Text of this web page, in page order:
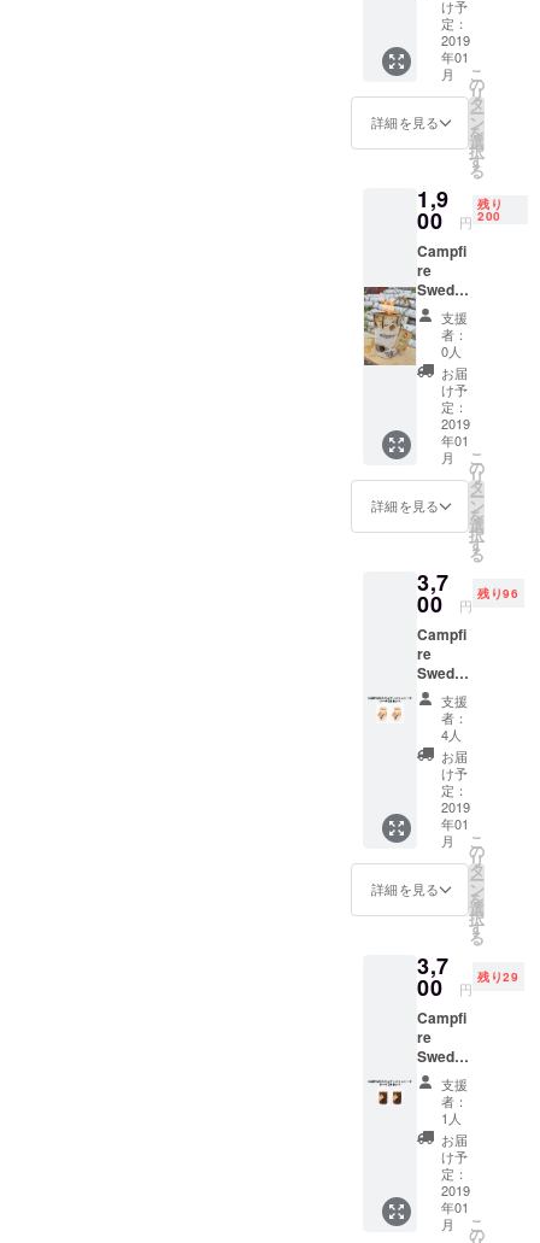
うそ
く」
「丸太
コン
ロ」な
どの呼
び名も
火スタ
イルで
を取っ
たり、
ケトル
やスキ
レット
を直接
乗せれ
ばコン
ロに早
変わ
り。火
台、五
の３役
を兼ね
とシン
プルさ
コイイ
アイテ
ム。６
つの切
り込み
と、側
面に空
気を取
り込む
穴を開
け、上
部の穴
ていま
す。空
やす
く、ま
た煙突
効果
（ロ
ケット
ストー
ブの原
理）に
より、
着火し
やすい
構造と
なって
れてお
り、扱
いやす
くバラ
ンスの
とれた
ウェ
ディッ
シュ
トー
チ。
「ス
ウェー
デン
トー
チ」
「ウッ
ドキャ
ンド
ル」
「木こ
りのろ
うそ
ロ」な
どの呼
ある北
欧発祥
の焚き
火スタ
イルで
す。暖
を取っ
たり、
ケトル
やスキ
レット
を直接
ばコン
ロに早
台、五
徳、薪
を兼ね
備え、
万能さ
とシン
プルさ
がカッ
コイイ
アイテ
ム。６
つの切
り込み
限定
29%
OFF】
通常
2700円
を1900
円でお
届けし
送料無
料（国
内発送
のみ、
離島・
一部地
域は除
く） 火
力が強
くとて
もパワ
フル！
パイン
（松）
のス
ウェ
ディッ
「ス
ウェー
デン
トー
チ」
「ウッ
ドキャ
ンド
ル」
「木こ
りのろ
うそ
く」
「丸太
コン
ロ」な
どの呼
の焚き
火スタ
す。暖
を取っ
たり、
ケトル
やスキ
レット
を直接
乗せれ
ばコン
ロに早
変わ
り。火
け予
定：
2019
年01
月
詳細を見る
こ
の
リ
タ
ー
ン
を
選
択
す
る
1,9
00 円
残り
200
Campfi
re
Swedis
h torch
«PART
Y»1本
【CAM
PFIRE
限定
29%
OFF】
通常
2700円
を1900
円でお
届けし
送料無
料（国
内発送
のみ、
離島・
一部地
域は除
く）
「パー
ティー
」は
ちょっ
と遊び
心を入
れた商
品。
トーチ
気口が
口、く
り抜い
た２つ
の穴が
目にな
りま
す。着
火後少
し待つ
と、ま
るで目
や口か
ら炎が
出てい
支援
者：
0人
お届
け予
定：
2019
年01
月
詳細を見る
こ
の
リ
タ
ー
ン
を
選
択
す
る
3,7
00 円
残り96
Campfi
re
Swedis
h torch
«Birch»
２本
【CAM
PFIRE
限定
31%
OFF】
通常
5400円
を3700
円でお
届けし
送料無
料（国
内発送
のみ、
離島・
一部地
域は除
く） 都
会では
入手困
難な
バーチ
（白
樺）の
スウェ
支援
者：
4人
お届
け予
定：
2019
年01
月
詳細を見る
こ
の
リ
タ
ー
ン
を
選
択
す
る
3,7
00 円
残り29
Campfi
re
Swedis
h torch
«Oak»
２本
【CAM
PFIRE
限定
31%
OFF】
通常
支援
者：
1人
お届
け予
定：
2019
年01
月
こ
の